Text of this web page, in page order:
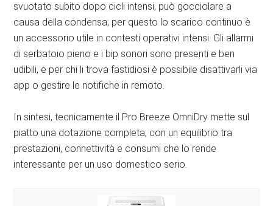
svuotato subito dopo cicli intensi, può gocciolare a
causa della condensa; per questo lo scarico continuo è
un accessorio utile in contesti operativi intensi. Gli allarmi
di serbatoio pieno e i bip sonori sono presenti e ben
udibili, e per chi li trova fastidiosi è possibile disattivarli via
app o gestire le notifiche in remoto.
In sintesi, tecnicamente il Pro Breeze OmniDry mette sul
piatto una dotazione completa, con un equilibrio tra
prestazioni, connettività e consumi che lo rende
interessante per un uso domestico serio.